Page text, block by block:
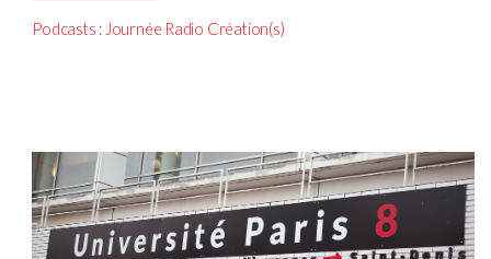
Podcasts : Journée Radio Création(s)